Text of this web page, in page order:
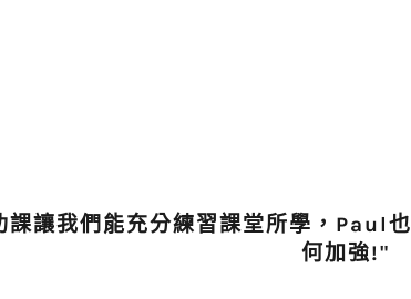
讓我們能充分練習課堂所學，Paul
何加強!"